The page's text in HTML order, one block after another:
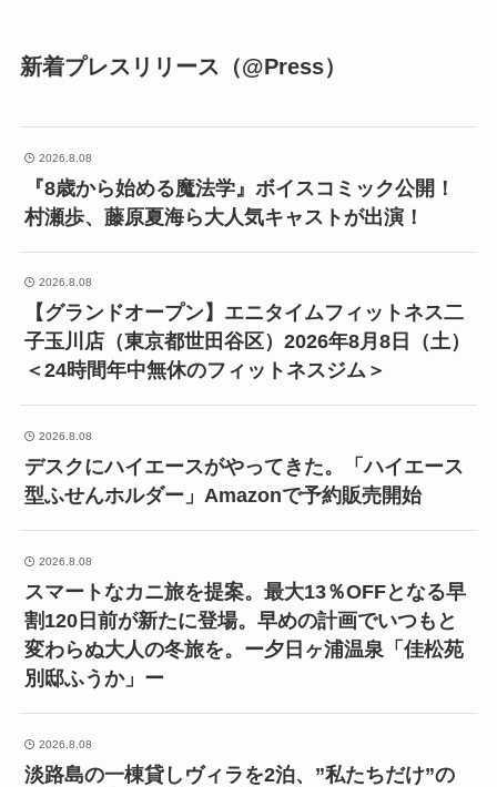
新着プレスリリース（@Press）
2026.8.08
『8歳から始める魔法学』ボイスコミック公開！
村瀬歩、藤原夏海ら大人気キャストが出演！
2026.8.08
【グランドオープン】エニタイムフィットネス二
子玉川店（東京都世田谷区）2026年8月8日（土）
＜24時間年中無休のフィットネスジム＞
2026.8.08
デスクにハイエースがやってきた。「ハイエース
型ふせんホルダー」Amazonで予約販売開始
2026.8.08
スマートなカニ旅を提案。最大13％OFFとなる早
割120日前が新たに登場。早めの計画でいつもと
変わらぬ大人の冬旅を。ー夕日ヶ浦温泉「佳松苑
別邸ふうか」ー
2026.8.08
淡路島の一棟貸しヴィラを2泊、”私たちだけ”の